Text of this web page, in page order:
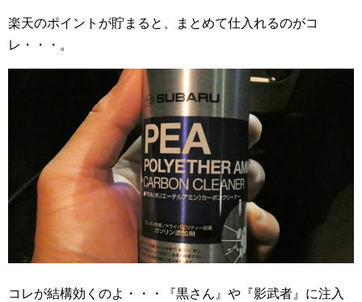
楽天のポイントが貯まると、まとめて仕入れるのがコ
レ・・・。
コレが結構効くのよ・・・『黒さん』や『影武者』に注入